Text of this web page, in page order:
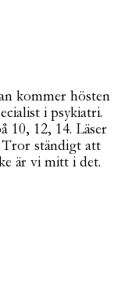
kommer hösten
i psykiatri.
10, 12, 14. Läser
Tror ständigt att
är vi mitt i det.